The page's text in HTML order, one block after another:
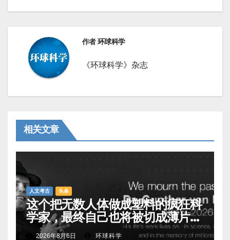
作者环球科学
《环球科学》杂志
相关文章
人文考古 头条
这个把无数人体做成塑料的疯狂科
学家，最终自己也将被切成薄片展
出2026年8月6日 环球科学